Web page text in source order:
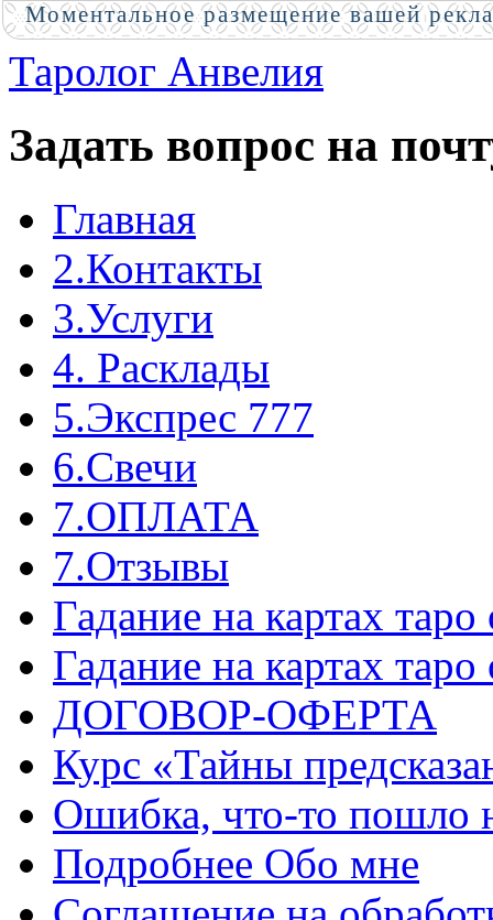
Таролог Анвелия
Задать вопрос на
Главная
2.Контакты
3.Услуги
4. Расклады
5.Экспрес 777
6.Свечи
7.ОПЛАТА
7.Отзывы
Гадание на картах
Гадание на картах
ДОГОВОР-ОФЕРТА
Курс «Тайны
Ошибка, что-то пошло
Подробнее Обо мне
Моментальное размещение вашей